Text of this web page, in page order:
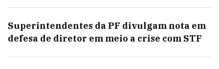
Superintendentes da PF divulgam nota em
defesa de diretor em meio a crise com STF